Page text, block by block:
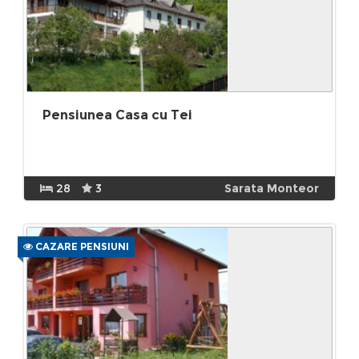
Pensiunea Casa cu Tei
28 3 Sarata Monteor
CAZARE PENSIUNI